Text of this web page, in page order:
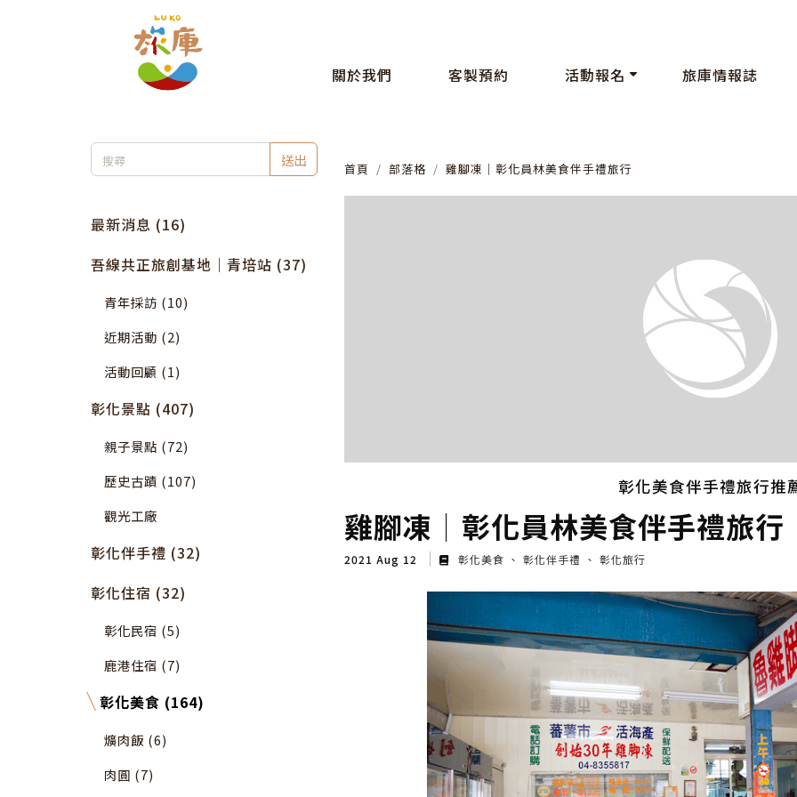
關於我們 客製預約 活動報名 旅庫情報誌
送出
最新消息 (16)
吾線共正旅創基地｜青培站 (37)
青年採訪 (10)
近期活動 (2)
活動回顧 (1)
彰化景點 (407)
親子景點 (72)
歷史古蹟 (107)
觀光工廠
彰化伴手禮 (32)
彰化住宿 (32)
彰化民宿 (5)
鹿港住宿 (7)
彰化美食 (164)
爌肉飯 (6)
肉圓 (7)
首頁 部落格 雞腳凍│彰化員林美食伴手禮旅行
彰化美食伴手禮旅行推
雞腳凍│彰化員林美食伴手禮旅行
2021 Aug 12 彰化美食 彰化伴手禮 彰化旅行